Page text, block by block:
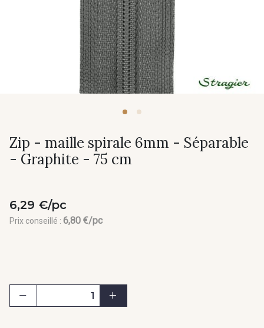
Zip - maille spirale 6mm - Séparable
- Graphite - 75 cm
6,29 €/pc
Prix conseillé : 6,80 €/pc